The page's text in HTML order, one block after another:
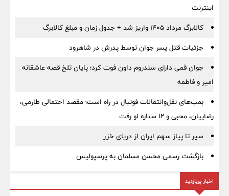
اینترنت
کالابرگ مرداد ۱۴۰۵ واریز شد + جدول زمان و مبلغ کالابرگ
جزئیات قتل پسر جوان توسط پدرش در شاهرود
جوان قمی دارای سندروم داون فوت کرد؛ پایان تلخ قصه عاشقانه
امیر و فاطمه
بمب‌های نقل‌وانتقالات فوتبال در راه است؛ مقصد احتمالی طارمی،
رضاییان، محبی و ۱۲ ستاره لو رفت
سیر تا پیاز سهم ایران از دریای خزر
بازگشت رسمی محسن مسلمان به پرسپولیس
اخبار پربازدید